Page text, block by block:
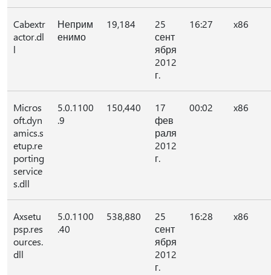
Cabextr
actor.dl
l
Неприм
енимо
19,184
25
сент
ября
2012
г.
16:27 x86
Micros
oft.dyn
amics.s
etup.re
porting
service
s.dll
5.0.1100
.9
150,440
17
фев
раля
2012
г.
00:02 x86
Axsetu
psp.res
ources.
dll
5.0.1100
.40
538,880
25
сент
ября
2012
г.
16:28 x86